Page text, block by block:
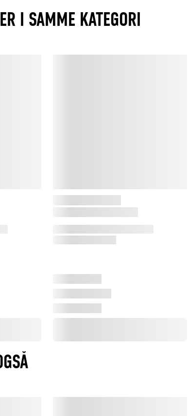
I SAMME KATEGORI